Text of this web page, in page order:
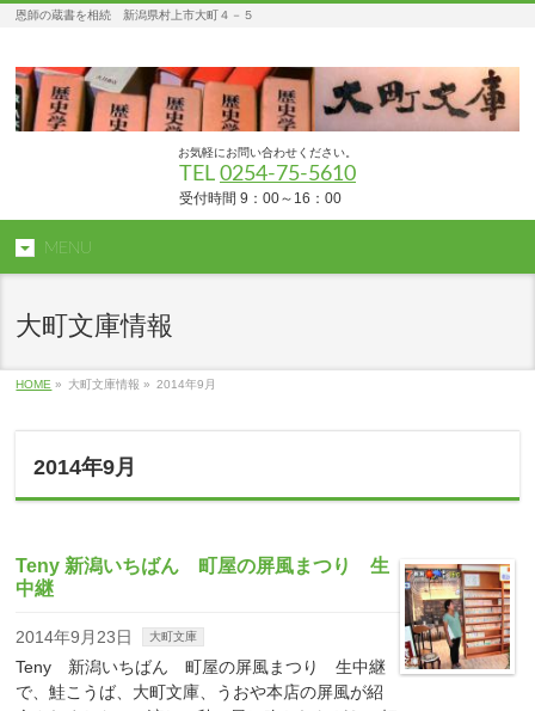
恩師の蔵書を相続 新潟県村上市大町４－５
お気軽にお問い合わせください。
TEL 0254-75-5610
受付時間 9：00～16：00
MENU
大町文庫情報
HOME » 大町文庫情報 » 2014年9月
2014年9月
Teny 新潟いちばん 町屋の屏風まつり 生
中継
2014年9月23日 大町文庫
Teny 新潟いちばん 町屋の屏風まつり 生中継
で、鮭こうば、大町文庫、うおや本店の屏風が紹